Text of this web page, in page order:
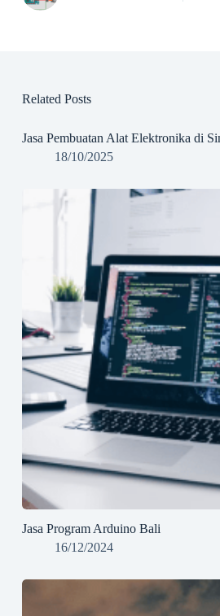
Related Posts
Jasa Pembuatan Alat Elektronika di
18/10/2025
Jasa Program Arduino Bali
16/12/2024